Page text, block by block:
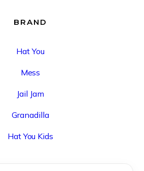
BRAND
Hat You
Mess
Jail Jam
Granadilla
Hat You Kids